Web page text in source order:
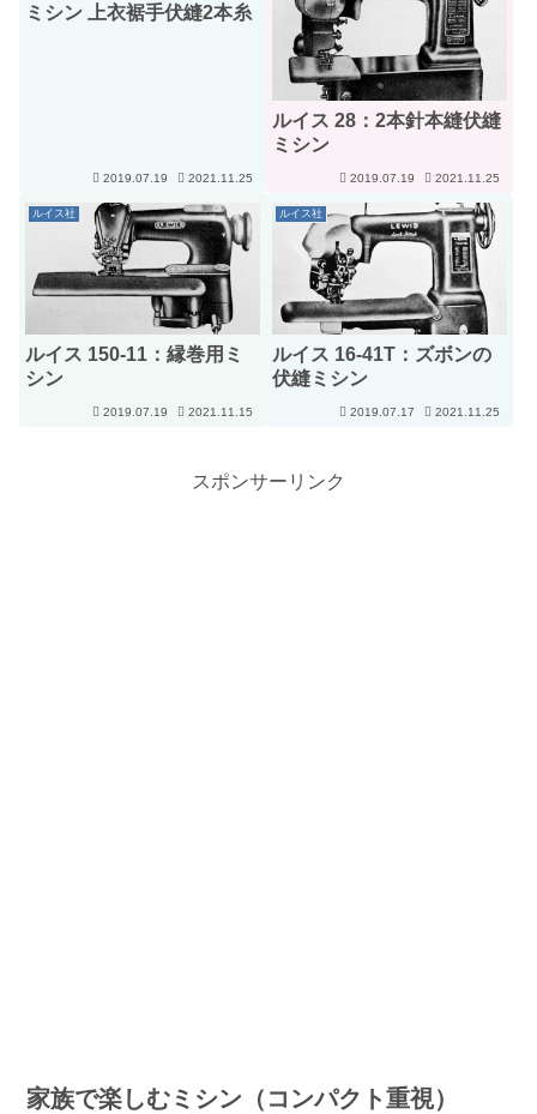
ミシン 上衣裾手伏縫2本糸
2019.07.19 2021.11.25
ルイス 28：2本針本縫伏縫
ミシン
2019.07.19 2021.11.25
ルイス社
ルイス 150-11：縁巻用ミ
シン
2019.07.19 2021.11.15
ルイス社
ルイス 16-41T：ズボンの
伏縫ミシン
2019.07.17 2021.11.25
スポンサーリンク
家族で楽しむミシン（コンパクト重視）